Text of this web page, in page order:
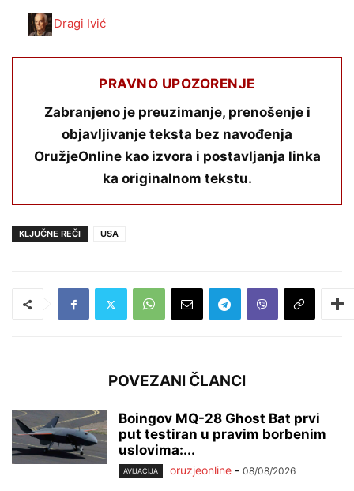
Dragi Ivić
PRAVNO UPOZORENJE
Zabranjeno je preuzimanje, prenošenje i
objavljivanje teksta bez navođenja
OružjeOnline kao izvora i postavljanja linka
ka originalnom tekstu.
KLJUČNE REČI USA
POVEZANI ČLANCI
Boingov MQ-28 Ghost Bat prvi
put testiran u pravim borbenim
uslovima:...
AVIJACIJA oruzjeonline - 08/08/2026